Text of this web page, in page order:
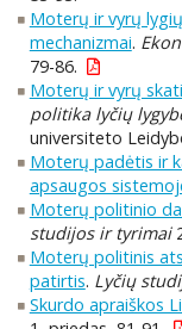
Moterų ir vyrų
mechanizmai.
79-86.
Moterų ir vyrų
politika lyčių
universiteto
Moterų padėtis ir
apsaugos
Moterų politinio
studijos ir tyrimai
Moterų politinis
patirtis. Lyčių
Skurdo apraiškos